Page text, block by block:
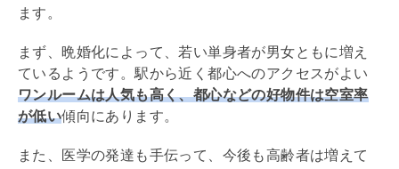
ます。
まず、晩婚化によって、若い単身者が男女ともに増え
ているようです。駅から近く都心へのアクセスがよい
ワンルームは人気も高く、都心などの好物件は空室率
が低い傾向にあります。
また、医学の発達も手伝って、今後も高齢者は増えて